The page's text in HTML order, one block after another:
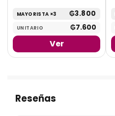
MAYORISTA ×3 ₲3.800
UNITARIO ₲7.600
Ver
Reseñas